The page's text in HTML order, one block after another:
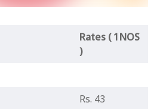
Rates ( 1NOS
)
Rs. 43